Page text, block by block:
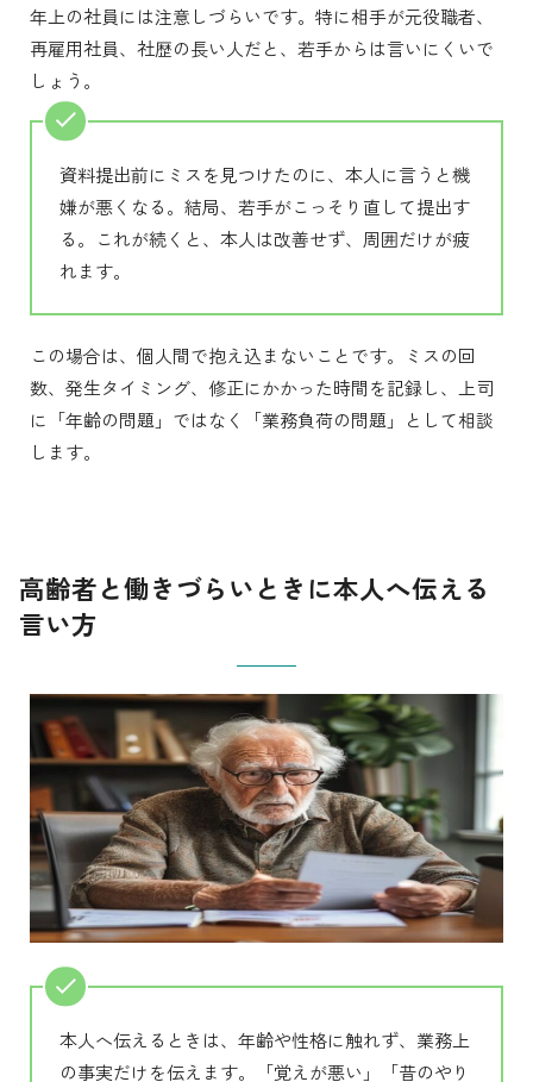
年上の社員には注意しづらいです。特に相手が元役職者、
再雇用社員、社歴の長い人だと、若手からは言いにくいで
しょう。
資料提出前にミスを見つけたのに、本人に言うと機
嫌が悪くなる。結局、若手がこっそり直して提出す
る。これが続くと、本人は改善せず、周囲だけが疲
れます。
この場合は、個人間で抱え込まないことです。ミスの回
数、発生タイミング、修正にかかった時間を記録し、上司
に「年齢の問題」ではなく「業務負荷の問題」として相談
します。
高齢者と働きづらいときに本人へ伝える
言い方
本人へ伝えるときは、年齢や性格に触れず、業務上
の事実だけを伝えます。「覚えが悪い」「昔のやり